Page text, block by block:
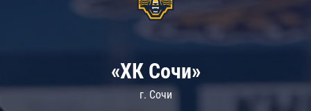
«ХК Сочи»
г. Сочи